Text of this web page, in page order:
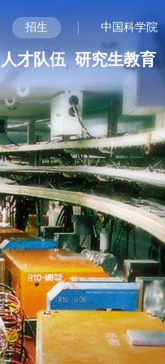
招生 | 中国科学院
人才队伍 研究生教育